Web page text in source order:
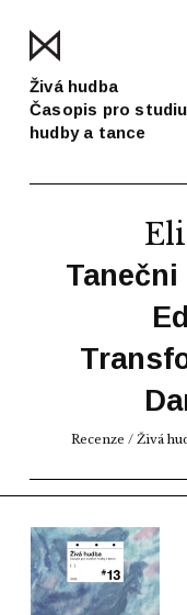
Živá hudba
Časopis pro
hudby a tance
Recenze / Živá